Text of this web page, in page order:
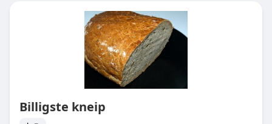
Billigste kneip